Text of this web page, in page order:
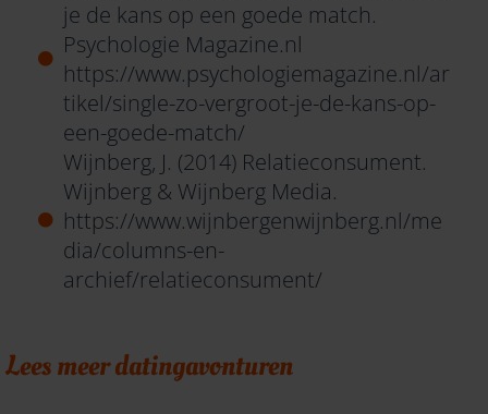
je de kans op een goede match.
Psychologie Magazine.nl
https://www.psychologiemagazine.nl/ar
tikel/single-zo-vergroot-je-de-kans-op-
een-goede-match/
Wijnberg, J. (2014) Relatieconsument.
Wijnberg & Wijnberg Media.
https://www.wijnbergenwijnberg.nl/me
dia/columns-en-
archief/relatieconsument/
Lees meer datingavonturen